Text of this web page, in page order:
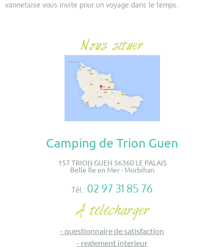
vannetaise vous invite pour un voyage dans le temps.
Camping de Trion Guen
157 TRION GUEN 56360 LE PALAIS
Belle Île en Mer - Morbihan
Tél : 02 97 31 85 76
- questionnaire de satisfaction
- reglement interieur